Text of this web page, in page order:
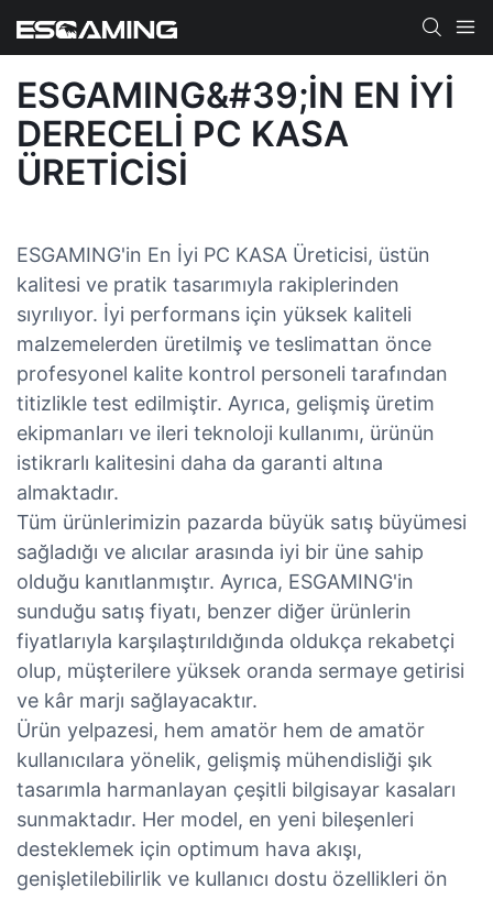
ESGAMING&#39;IN EN İYI
DERECELI PC KASA
ÜRETICISI
ESGAMING'in En İyi PC KASA Üreticisi, üstün
kalitesi ve pratik tasarımıyla rakiplerinden
sıyrılıyor. İyi performans için yüksek kaliteli
malzemelerden üretilmiş ve teslimattan önce
profesyonel kalite kontrol personeli tarafından
titizlikle test edilmiştir. Ayrıca, gelişmiş üretim
ekipmanları ve ileri teknoloji kullanımı, ürünün
istikrarlı kalitesini daha da garanti altına
almaktadır.
Tüm ürünlerimizin pazarda büyük satış büyümesi
sağladığı ve alıcılar arasında iyi bir üne sahip
olduğu kanıtlanmıştır. Ayrıca, ESGAMING'in
sunduğu satış fiyatı, benzer diğer ürünlerin
fiyatlarıyla karşılaştırıldığında oldukça rekabetçi
olup, müşterilere yüksek oranda sermaye getirisi
ve kâr marjı sağlayacaktır.
Ürün yelpazesi, hem amatör hem de amatör
kullanıcılara yönelik, gelişmiş mühendisliği şık
tasarımla harmanlayan çeşitli bilgisayar kasaları
sunmaktadır. Her model, en yeni bileşenleri
desteklemek için optimum hava akışı,
genişletilebilirlik ve kullanıcı dostu özellikleri ön